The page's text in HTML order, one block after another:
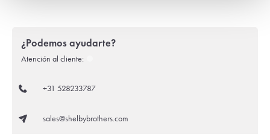
¿Podemos ayudarte?
Atención al cliente:
+31 528233787
sales@shelbybrothers.com